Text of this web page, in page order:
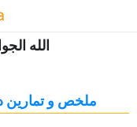
الله
ملخص و تمارين